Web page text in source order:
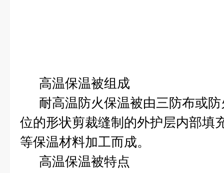
高温保温被组成
耐高温防火保温被由三防布或
位的形状剪裁缝制的外护层内部填
等保温材料加工而成。
高温保温被特点